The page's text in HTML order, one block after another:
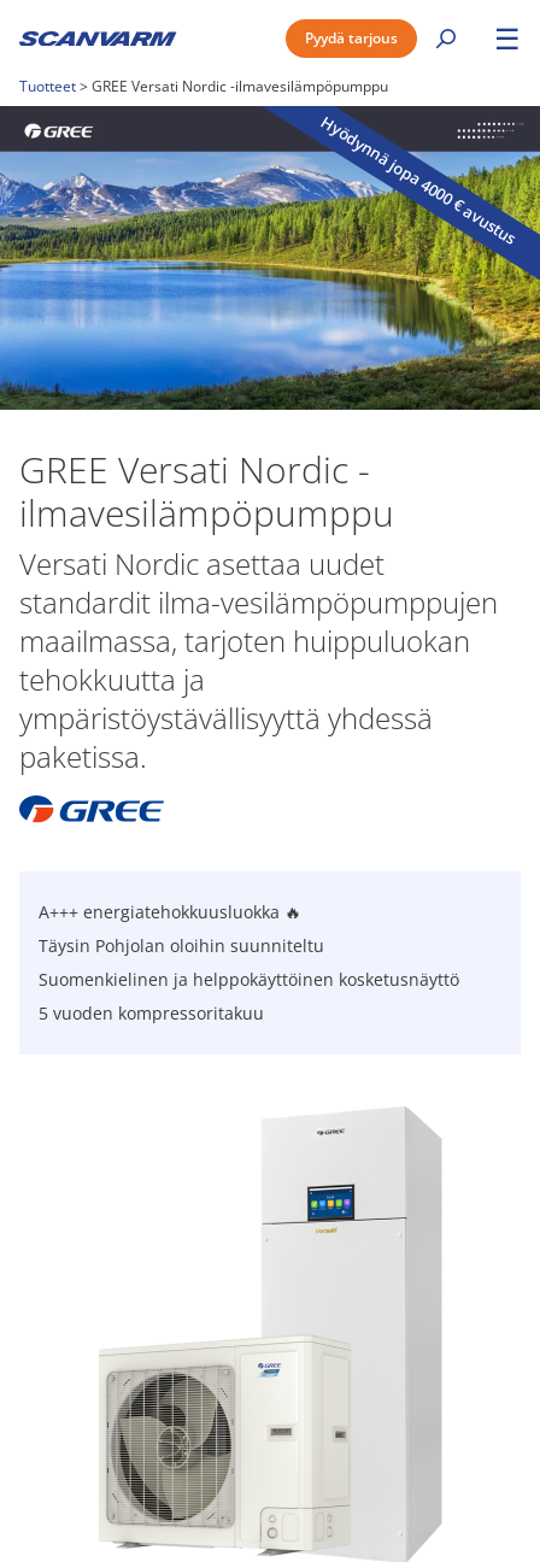
Pyydä tarjous ☰
Tuotteet> GREE Versati Nordic -ilmavesilämpöpumppu
Hyödynnä jopa 4000 € avustus
GREE Versati Nordic -
ilmavesilämpöpumppu
Versati Nordic asettaa uudet
standardit ilma-vesilämpöpumppujen
maailmassa, tarjoten huippuluokan
tehokkuutta ja
ympäristöystävällisyyttä yhdessä
paketissa.
A+++ energiatehokkuusluokka 🔥
Täysin Pohjolan oloihin suunniteltu
Suomenkielinen ja helppokäyttöinen kosketusnäyttö
5 vuoden kompressoritakuu